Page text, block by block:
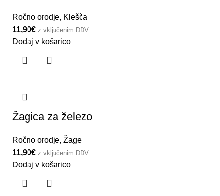
Ročno orodje, Klešča
11,90€ z vključenim DDV
Dodaj v košarico
Žagica za železo
Ročno orodje, Žage
11,90€ z vključenim DDV
Dodaj v košarico